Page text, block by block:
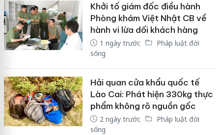
Khởi tố giám đốc điều hành
Phòng khám Việt Nhật CB về
hành vi lừa dối khách hàng
1 ngày trước
Pháp luật đời
sống
Hải quan cửa khẩu quốc tế
Lào Cai: Phát hiện 330kg thực
phẩm không rõ nguồn gốc
2 ngày trước
Pháp luật đời
sống